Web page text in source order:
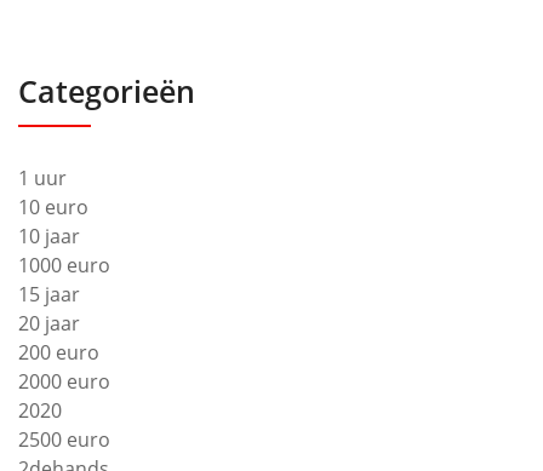
Categorieën
1 uur
10 euro
10 jaar
1000 euro
15 jaar
20 jaar
200 euro
2000 euro
2020
2500 euro